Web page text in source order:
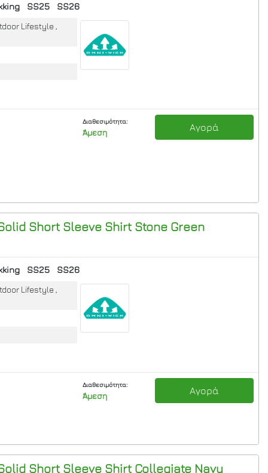
SS25 SS26
Lifestyle ,
Διαθεσιμότητα:
Άμεση Αγορά
Short Sleeve ShirtStone Green
SS25 SS26
Lifestyle ,
Διαθεσιμότητα:
Άμεση Αγορά
Short Sleeve ShirtCollegiate Navy